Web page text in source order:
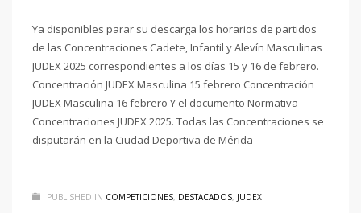
Ya disponibles parar su descarga los horarios de partidos
de las Concentraciones Cadete, Infantil y Alevín Masculinas
JUDEX 2025 correspondientes a los días 15 y 16 de febrero.
Concentración JUDEX Masculina 15 febrero Concentración
JUDEX Masculina 16 febrero Y el documento Normativa
Concentraciones JUDEX 2025. Todas las Concentraciones se
disputarán en la Ciudad Deportiva de Mérida
PUBLISHED IN COMPETICIONES, DESTACADOS, JUDEX